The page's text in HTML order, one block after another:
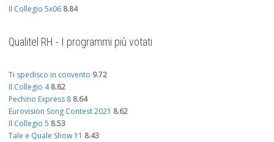
Il Collegio 5x06 8.84
Qualitel RH - I programmi più votati
Ti spedisco in convento 9.72
Il Collegio 4 8.82
Pechino Express 8 8.64
Eurovision Song Contest 2021 8.62
Il Collegio 5 8.53
Tale e Quale Show 11 8.43